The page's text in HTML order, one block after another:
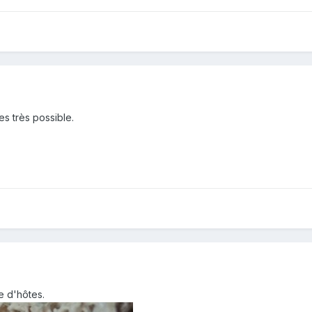
très possible.
d'hôtes.